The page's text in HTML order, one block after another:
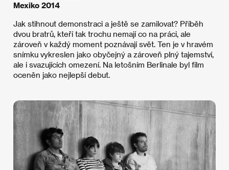
Mexiko 2014
Jak stihnout demonstraci a ještě se zamilovat? Příběh
dvou bratrů, kteří tak trochu nemají co na práci, ale
zároveň v každý moment poznávají svět. Ten je v hravém
snímku vykreslen jako obyčejný a zároveň plný tajemství,
ale i svazujících omezení. Na letošním Berlinale byl film
oceněn jako nejlepší debut.